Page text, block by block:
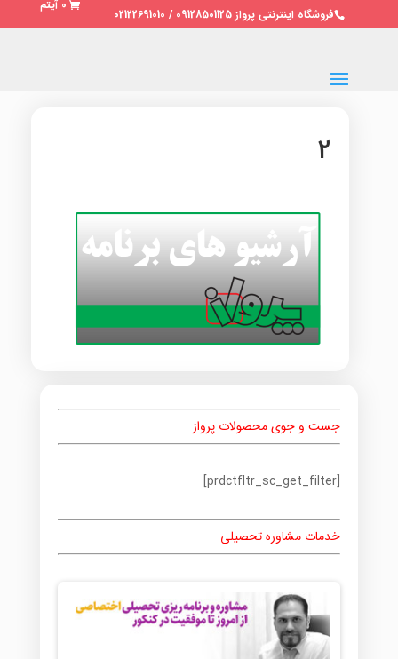
فروشگاه اینترنتی پرواز 09128501125 / 02122691010
0 آیتم
۲
جست و جوی محصولات پرواز
[prdctfltr_sc_get_filter]
خدمات مشاوره تحصیلی